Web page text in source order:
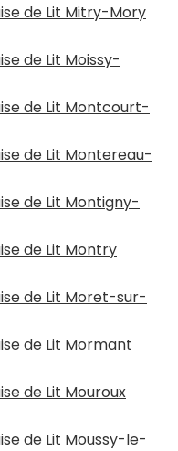
de Lit Mitry-Mory
de Lit Moissy-
de Lit Montcourt-
de Lit Montereau-
de Lit Montigny-
de Lit Montry
de Lit Moret-sur-
de Lit Mormant
de Lit Mouroux
de Lit Moussy-le-